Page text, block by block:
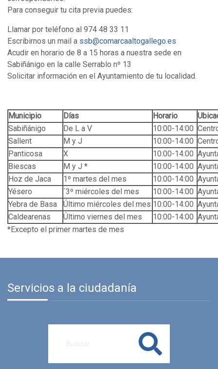
Para conseguir tu cita previa puedes:
Llamar por teléfono al 974 48 33 11
Escribirnos un mail a ssb@comarcaaltogallego.es
Acudir en horario de 8 a 15 horas a nuestra sede en
Sabiñánigo en la calle Serrablo nº 13
Solicitar información en el Ayuntamiento de tu localidad.
Municipio Días Horario
Sabiñánigo
De L a V 10:00-14:00
Sallent
M y J 10:00-14:00
Panticosa
X 10:00-14:00
Biescas
M y J * 10:00-14:00
Hoz de Jaca
1º martes del mes 10:00-14:00
Yésero
´3º miércoles del mes 10:00-14:00
Yebra de Basa
Último miércoles del mes 10:00-14:00
Caldearenas
Último viernes del mes 10:00-14:00
*Excepto el primer martes de mes
Servicios a la ciudadanía
Buscar